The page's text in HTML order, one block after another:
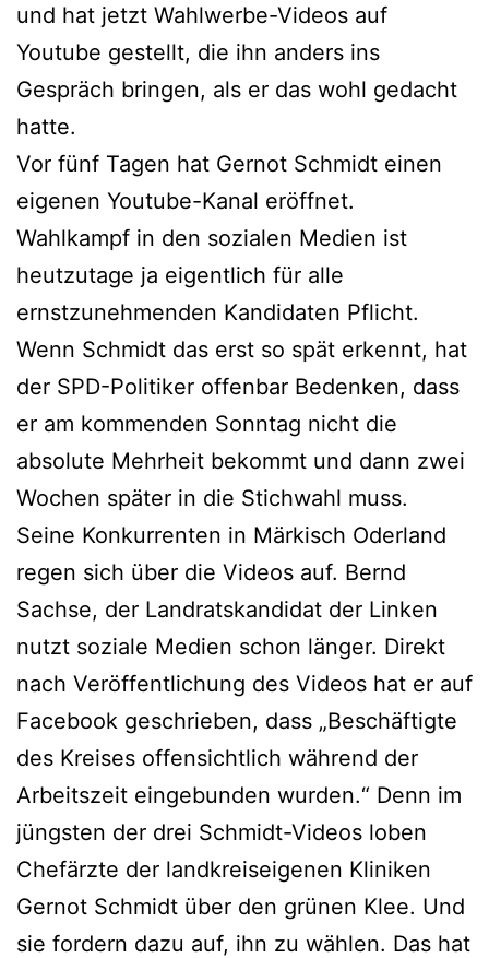
und hat jetzt Wahlwerbe-Videos auf
Youtube gestellt, die ihn anders ins
Gespräch bringen, als er das wohl gedacht
hatte.
Vor fünf Tagen hat Gernot Schmidt einen
eigenen Youtube-Kanal eröffnet.
Wahlkampf in den sozialen Medien ist
heutzutage ja eigentlich für alle
ernstzunehmenden Kandidaten Pflicht.
Wenn Schmidt das erst so spät erkennt, hat
der SPD-Politiker offenbar Bedenken, dass
er am kommenden Sonntag nicht die
absolute Mehrheit bekommt und dann zwei
Wochen später in die Stichwahl muss.
Seine Konkurrenten in Märkisch Oderland
regen sich über die Videos auf. Bernd
Sachse, der Landratskandidat der Linken
nutzt soziale Medien schon länger. Direkt
nach Veröffentlichung des Videos hat er auf
Facebook geschrieben, dass „Beschäftigte
des Kreises offensichtlich während der
Arbeitszeit eingebunden wurden.“ Denn im
jüngsten der drei Schmidt-Videos loben
Chefärzte der landkreiseigenen Kliniken
Gernot Schmidt über den grünen Klee. Und
sie fordern dazu auf, ihn zu wählen. Das hat